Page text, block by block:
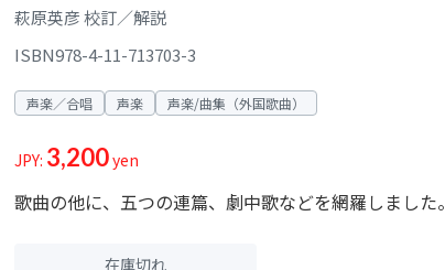
萩原英彦 校訂／解説
ISBN978-4-11-713703-3
声楽／合唱 声楽 声楽/曲集（外国歌曲）
JPY: 3,200yen
歌曲の他に、五つの連篇、劇中歌などを網羅しました。
在庫切れ